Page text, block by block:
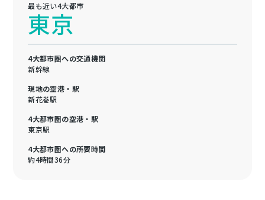
最も近い4大都市
東京
4大都市圏への交通機関
新幹線
現地の空港・駅
新花巻駅
4大都市圏の空港・駅
東京駅
4大都市圏への所要時間
約4時間36分